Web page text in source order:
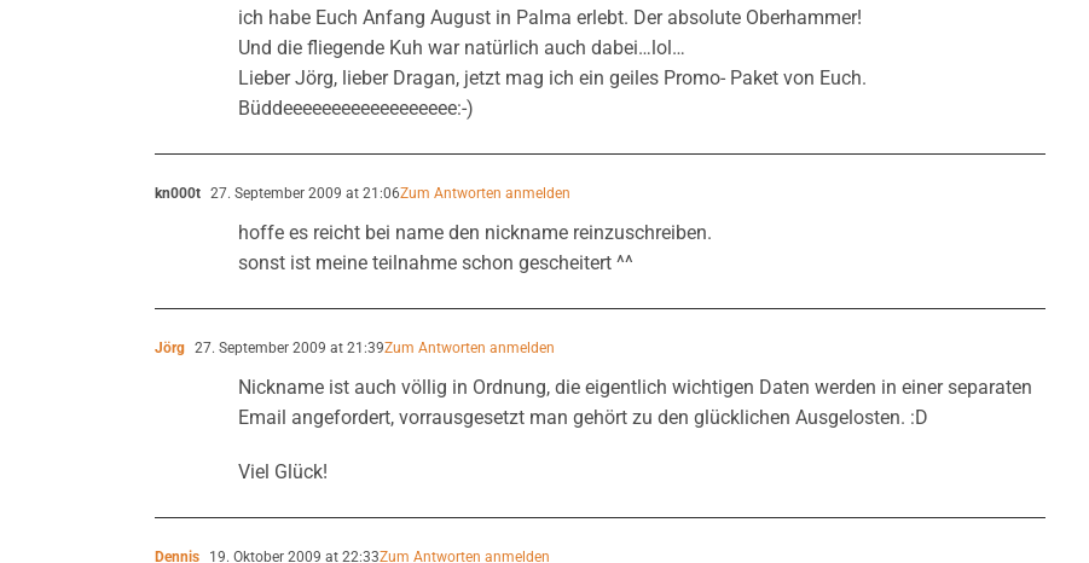
ich habe Euch Anfang August in Palma erlebt. Der absolute Oberhammer!
Und die fliegende Kuh war natürlich auch dabei…lol…
Lieber Jörg, lieber Dragan, jetzt mag ich ein geiles Promo- Paket von Euch.
Büddeeeeeeeeeeeeeeeeee:-)
kn000t 27. September 2009 at 21:06Zum Antworten anmelden
hoffe es reicht bei name den nickname reinzuschreiben.
sonst ist meine teilnahme schon gescheitert ^^
Jörg 27. September 2009 at 21:39Zum Antworten anmelden
Nickname ist auch völlig in Ordnung, die eigentlich wichtigen Daten werden in einer separaten
Email angefordert, vorrausgesetzt man gehört zu den glücklichen Ausgelosten. :D
Viel Glück!
Dennis 19. Oktober 2009 at 22:33Zum Antworten anmelden